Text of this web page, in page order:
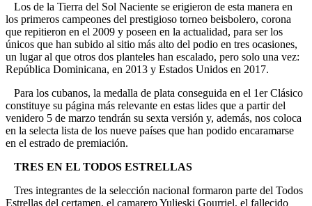
Los de la Tierra del Sol Naciente se erigieron de esta manera en
los primeros campeones del prestigioso torneo beisbolero, corona
que repitieron en el 2009 y poseen en la actualidad, para ser los
únicos que han subido al sitio más alto del podio en tres ocasiones,
un lugar al que otros dos planteles han escalado, pero solo una vez:
República Dominicana, en 2013 y Estados Unidos en 2017.
Para los cubanos, la medalla de plata conseguida en el 1er Clásico
constituye su página más relevante en estas lides que a partir del
venidero 5 de marzo tendrán su sexta versión y, además, nos coloca
en la selecta lista de los nueve países que han podido encaramarse
en el estrado de premiación.
TRES EN EL TODOS ESTRELLAS
Tres integrantes de la selección nacional formaron parte del Todos
Estrellas del certamen, el camarero Yulieski Gourriel, el fallecido